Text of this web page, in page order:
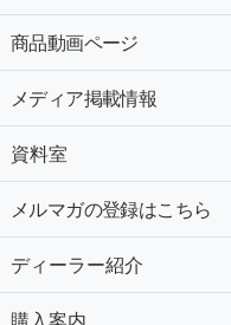
商品動画ページ
メディア掲載情報
資料室
メルマガの登録はこちら
ディーラー紹介
購入案内